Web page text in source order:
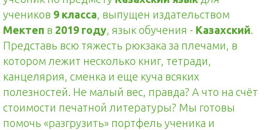
учеников 9 класса, выпущен издательством
Мектеп в 2019 году, язык обучения - Казахский.
Представь всю тяжесть рюкзака за плечами, в
котором лежит несколько книг, тетради,
канцелярия, сменка и еще куча всяких
полезностей. Не малый вес, правда? А что на счёт
стоимости печатной литературы? Мы готовы
помочь «разгрузить» портфель ученика и